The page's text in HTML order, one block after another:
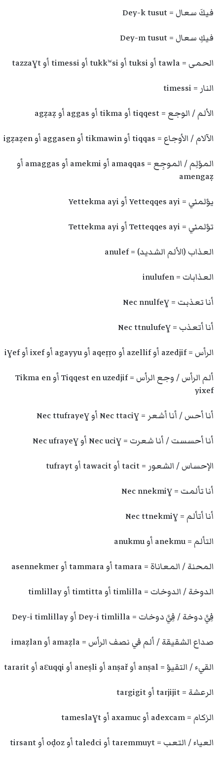
فيكَ سعال = Dey-k tusut
فيكِ سعال = Dey-m tusut
الحمى = tawla أو tuksi أو tukkʷsi أو timessi أو tazzaɣt
النار = timessi
الألم / الوجع = tiqqest أو tikma أو aggas أو agẓaẓ
الآلام / الأوجاع = tiqqas أو tikmawin أو aggasen أو igẓaẓen
المؤلِم / الموجِع = amaqqas أو amekmi أو amaggas أو
amengaẓ
يؤلمني = Yetteqqes ayi أو Yettekma ayi
تؤلمني = Tetteqqes ayi أو Tettekma ayi
العذاب (الألم الشديد) = anulef
العذابات = inulufen
أنا تعذبت = Nec nnulfeɣ
أنا أتعذب = Nec ttnulufeɣ
الرأس = azedjif أو azellif أو aqeṛṛo أو agayyu أو ixef أو iɣef
ألم الرأس / وجع الرأس = Tiqqest en uzedjif أو Tikma en
yixef
أنا أحس / أنا أشعر = Nec ttaciɣ أو Nec ttufrayeɣ
أنا أحسست / أنا شعرت = Nec uciɣ أو Nec ufrayeɣ
الإحساس / الشعور = tacit أو tawacit أو tufrayt
أنا تألمت = Nec nnekmiɣ
أنا أتألم = Nec ttnekmiɣ
التألم = anekmu أو anukmu
المحنة / المعاناة = tamara أو tammara أو asennekmer
الدوخة / الدوخات = timlilla أو timtitta أو timlillay
فِيَّ دوخة / فِيَّ دوخات = Dey-i timlilla أو Dey-i timlillay
صداع الشقيقة / ألم في نصف الرأس = amaẓla أو imaẓlan
القيء / التقيؤ = anṣal أو anṣař أو aneṣli أو aɛuqqi أو tararit
الرعشة = tarjijit أو targigit
الزكام = adexcam أو axamuc أو tameslaɣt
العياء / التعب = taremmuyt أو taledci أو oḍoz أو tirsant